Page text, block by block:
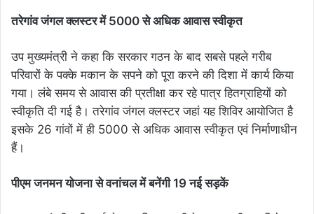
तरेगांव जंगल क्लस्टर में 5000 से अधिक आवास स्वीकृत
उप मुख्यमंत्री ने कहा कि सरकार गठन के बाद सबसे पहले गरीब
परिवारों के पक्के मकान के सपने को पूरा करने की दिशा में कार्य किया
गया। लंबे समय से आवास की प्रतीक्षा कर रहे पात्र हितग्राहियों को
स्वीकृति दी गई है। तरेगांव जंगल क्लस्टर जहां यह शिविर आयोजित है
इसके 26 गांवों में ही 5000 से अधिक आवास स्वीकृत एवं निर्माणाधीन
हैं।
पीएम जनमन योजना से वनांचल में बनेंगी 19 नई सड़कें